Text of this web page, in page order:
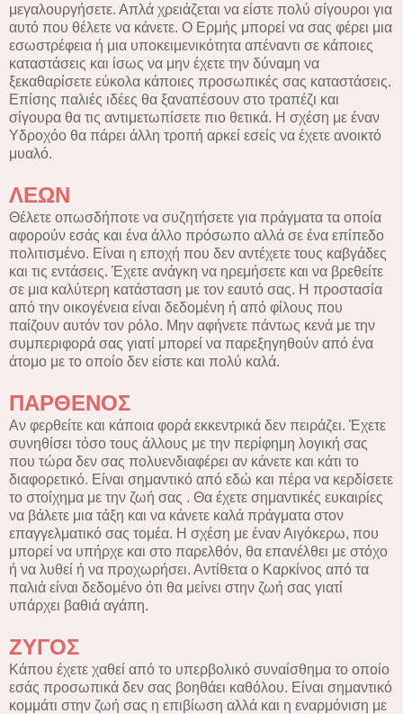
μεγαλουργήσετε. Απλά χρειάζεται να είστε πολύ σίγουροι για
αυτό που θέλετε να κάνετε. Ο Ερμής μπορεί να σας φέρει μια
εσωστρέφεια ή μια υποκειμενικότητα απέναντι σε κάποιες
καταστάσεις και ίσως να μην έχετε την δύναμη να
ξεκαθαρίσετε εύκολα κάποιες προσωπικές σας καταστάσεις.
Επίσης παλιές ιδέες θα ξαναπέσουν στο τραπέζι και
σίγουρα θα τις αντιμετωπίσετε πιο θετικά. Η σχέση με έναν
Υδροχόο θα πάρει άλλη τροπή αρκεί εσείς να έχετε ανοικτό
μυαλό.
ΛΕΩΝ
Θέλετε οπωσδήποτε να συζητήσετε για πράγματα τα οποία
αφορούν εσάς και ένα άλλο πρόσωπο αλλά σε ένα επίπεδο
πολιτισμένο. Είναι η εποχή που δεν αντέχετε τους καβγάδες
και τις εντάσεις. Έχετε ανάγκη να ηρεμήσετε και να βρεθείτε
σε μια καλύτερη κατάσταση με τον εαυτό σας. Η προστασία
από την οικογένεια είναι δεδομένη ή από φίλους που
παίζουν αυτόν τον ρόλο. Μην αφήνετε πάντως κενά με την
συμπεριφορά σας γιατί μπορεί να παρεξηγηθούν από ένα
άτομο με το οποίο δεν είστε και πολύ καλά.
ΠΑΡΘΕΝΟΣ
Αν φερθείτε και κάποια φορά εκκεντρικά δεν πειράζει. Έχετε
συνηθίσει τόσο τους άλλους με την περίφημη λογική σας
που τώρα δεν σας πολυενδιαφέρει αν κάνετε και κάτι το
διαφορετικό. Είναι σημαντικό από εδώ και πέρα να κερδίσετε
το στοίχημα με την ζωή σας . Θα έχετε σημαντικές ευκαιρίες
να βάλετε μια τάξη και να κάνετε καλά πράγματα στον
επαγγελματικό σας τομέα. Η σχέση με έναν Αιγόκερω, που
μπορεί να υπήρχε και στο παρελθόν, θα επανέλθει με στόχο
ή να λυθεί ή να προχωρήσει. Αντίθετα ο Καρκίνος από τα
παλιά είναι δεδομένο ότι θα μείνει στην ζωή σας γιατί
υπάρχει βαθιά αγάπη.
ΖΥΓΟΣ
Κάπου έχετε χαθεί από το υπερβολικό συναίσθημα το οποίο
εσάς προσωπικά δεν σας βοηθάει καθόλου. Είναι σημαντικό
κομμάτι στην ζωή σας η επιβίωση αλλά και η εναρμόνιση με